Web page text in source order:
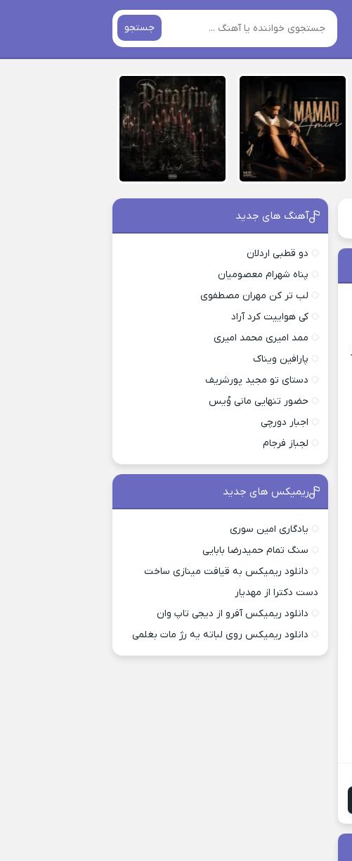
جستجو
آهنگ های جدید
دو قطبی اردلان
پناه شهرام معصومیان
لب تر کن مهران مصطفوی
کی هواییت کرد آراد
ممد امیری محمد امیری
پارافین ویناک
دستای تو مجید پورشریف
حضور تنهایی مانی وُیس
اجبار دورچی
لجباز فرجام
ریمیکس های جدید
یادگاری امین سوری
سنگ تمام حمیدرضا بابایی
دانلود ریمیکس به قیافت مینازی ساخت
دست دکترا از مهدیار
دانلود ریمیکس آفرو از ديجی تاپ وان
دانلود ریمیکس روی لباته یه رژ مات بغلمی